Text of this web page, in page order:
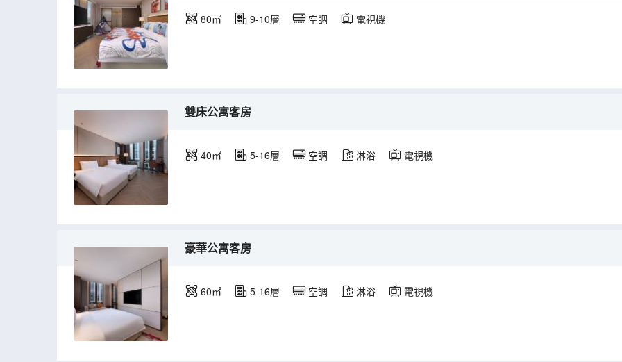
80㎡ 9-10層 空調 電視機
雙床公寓客房
40㎡ 5-16層 空調 淋浴 電視機
豪華公寓客房
60㎡ 5-16層 空調 淋浴 電視機